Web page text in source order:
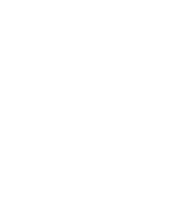
持者に認定される。社団法人日本工芸会の設立に
以後は主に日本伝統工芸展を発表の場とし、1958
。1963年、東京藝術大学を定年退官、名誉教授とな
（岩波新書、岩波書店）を刊行、翌年に第19回毎
古作への深い理解に基づいた《蒔絵螺鈿有職文筥
絵経箱》（1965年、石川県立美術館）、四季折々
1965年、国立工芸館）、《松蒔絵飾箱》（1966年
、京都国立近代美術館）、《蒔絵槇に四十雀模様二
の名にふさわしく、松田ならではの自然観がきわ
生み出した。なお、松田が制作を行っていた東京
開館した国立工芸館内に移築復元され、道具類や
ている。
）